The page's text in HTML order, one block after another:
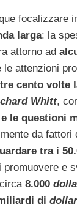
focalizzare
larga: la
attorno ad
le attenzioni
cento volte
Whitt,
le questioni
da
tra i
e
8.000
di